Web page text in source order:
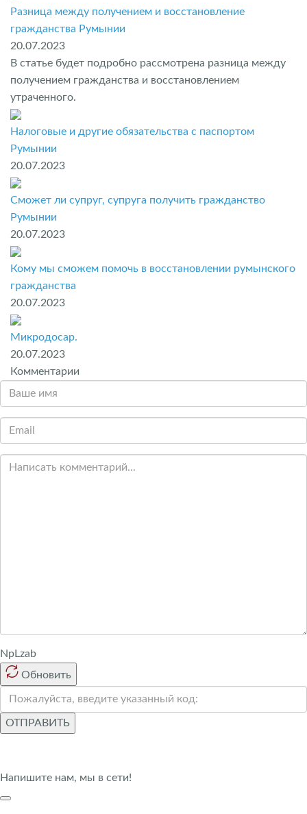
Разница между получением и восстановление
гражданства Румынии
20.07.2023
В статье будет подробно рассмотрена разница между
получением гражданства и восстановлением
утраченного.
Налоговые и другие обязательства с паспортом
Румынии
20.07.2023
Сможет ли супруг, супруга получить гражданство
Румынии
20.07.2023
Кому мы сможем помочь в восстановлении румынского
гражданства
20.07.2023
Микродосар.
20.07.2023
Комментарии
NpLzab
Обновить
ОТПРАВИТЬ
Напишите нам, мы в сети!